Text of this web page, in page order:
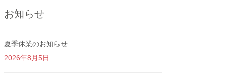
お知らせ
夏季休業のお知らせ
2026年8月5日